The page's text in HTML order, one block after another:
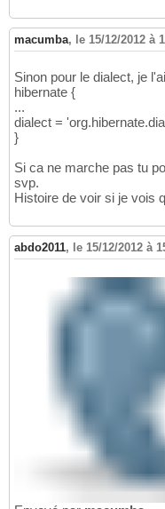
macumba, le 15/12/2012 à
Sinon pour le dialect, je
hibernate {
...
dialect =
}
Si ca ne marche pas tu
svp.
Histoire de voir si je vois
abdo2011, le 15/12/2012 à